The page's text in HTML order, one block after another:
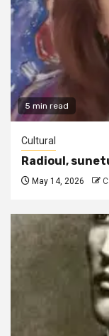
5 min read
Cultural
Radioul,
May 14, 2026